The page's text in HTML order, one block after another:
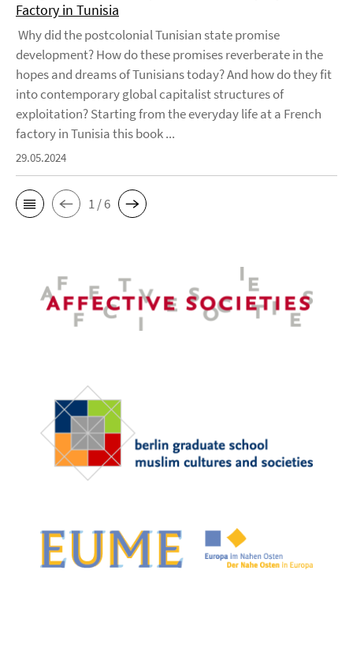
Factory in Tunisia
Why did the postcolonial Tunisian state promise
development? How do these promises reverberate in the
hopes and dreams of Tunisians today? And how do they fit
into contemporary global capitalist structures of
exploitation? Starting from the everyday life at a French
factory in Tunisia this book ...
29.05.2024
1 / 6